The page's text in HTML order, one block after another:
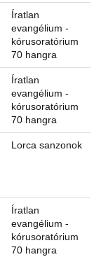
Íratlan
evangélium -
kórusoratórium
70 hangra
Íratlan
evangélium -
kórusoratórium
70 hangra
Lorca sanzonok
Íratlan
evangélium -
kórusoratórium
70 hangra